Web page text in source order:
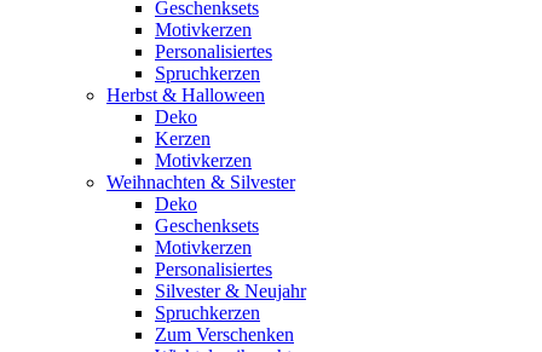
Geschenksets
Motivkerzen
Personalisiertes
Spruchkerzen
Herbst & Halloween
Deko
Kerzen
Motivkerzen
Weihnachten & Silvester
Deko
Geschenksets
Motivkerzen
Personalisiertes
Silvester & Neujahr
Spruchkerzen
Zum Verschenken